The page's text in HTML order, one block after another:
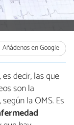
Añádenos en Google
, es decir, las que
son la
la OMS. Es